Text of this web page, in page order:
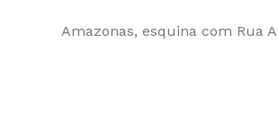
Amazonas, esquina com Rua